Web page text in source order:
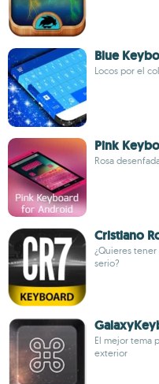
Blue
Locos por el
Pink
Rosa
Cristiano
¿Quieres tener
serio?
El mejor tema
exterior